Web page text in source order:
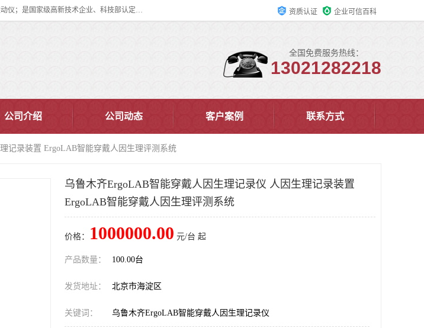
眼动仪多少钱?北京津发科技股份有限公司主营：事件相关电位仪、生理仪、肌电仪、脑电仪、皮电仪、眼动仪；是国家级高新技术企业、科技部认定的科技型中小企业和中关村高新技术企业，具备保密资格，具备自主进出口经营权；自主研发技术、产品与服务荣获多项省部级科学技术奖励、国家发明专利、国家软件著作权和省部级新技术新产品（服务）认证。 资质认证 企业可信百科
全国免费服务热线：
13021282218
公司介绍 公司动态 客户案例 联系方式
记录装置 ErgoLAB智能穿戴人因生理评测系统
乌鲁木齐ErgoLAB智能穿戴人因生理记录仪 人因生理记录装置
ErgoLAB智能穿戴人因生理评测系统
价格： 1000000.00 元/台 起
产品数量： 100.00台
发货地址： 北京市海淀区
关键词： 乌鲁木齐ErgoLAB智能穿戴人因生理记录仪